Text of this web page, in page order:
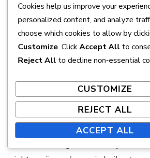
virhe. Jos päivittäinen kalorien
alhainen, keho ei pysty
tehokkaasti. On tärkeää arvioida
energiantarvetta ja varmistaa,
Epätasapainoinen ruokavalio,
vähän hiilihydraatteja, voi myös
negatiivisesti hypertrofiaan.
Cookies help us improve your
personalized content, and analyze
choose which cookies to allow by
Customize. ClickAccept All to
Reject All to decline non-essential
CUSTOMIZE
REJECT ALL
ACCEPT ALL